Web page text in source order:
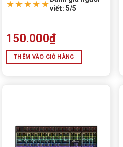
★★★★★viết: 5/5
150.000₫
THÊM VÀO GIỎ HÀNG